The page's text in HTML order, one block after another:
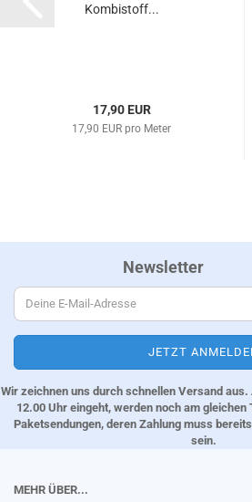
Kombistoff...
17,90 EUR
17,90 EUR pro Meter
Newsletter
Wir zeichnen uns durch schnellen Versand
12.00 Uhr eingeht, werden noch am
Paketsendungen, deren Zahlung muss
sein.
MEHR ÜBER...